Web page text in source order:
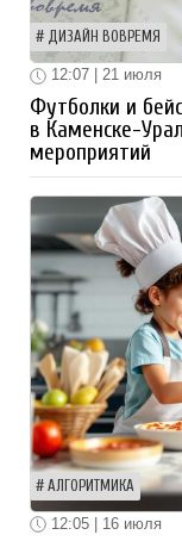
ДИЗАЙН ВОВРЕМЯ
12:07 | 21 июля
Футболки и
в Каменске-
мероприятий
АЛГОРИТМИКА
12:05 | 16 июля